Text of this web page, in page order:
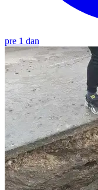
pre 1 dan